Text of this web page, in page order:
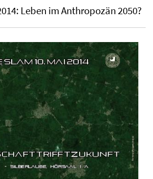
Leben im Anthropozän 2050?